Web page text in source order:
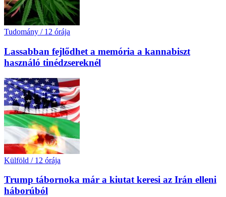
Tudomány / 12 órája
Lassabban fejlődhet a memória a kannabiszt
használó tinédzsereknél
Külföld / 12 órája
Trump tábornoka már a kiutat keresi az Irán elleni
háborúból